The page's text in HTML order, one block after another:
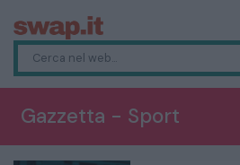
Gazzetta - Sport